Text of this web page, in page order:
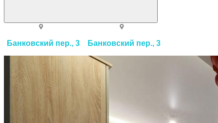
Банковский пер., 3 Банковский пер., 3